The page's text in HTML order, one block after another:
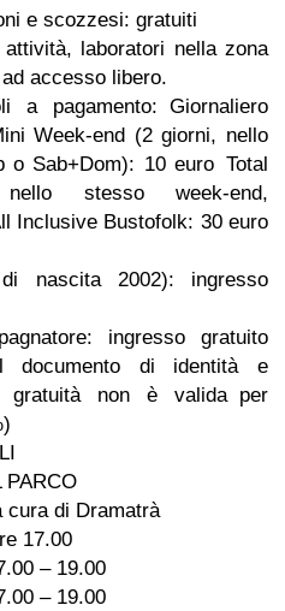
e scozzesi: gratuiti
laboratori nella zona
ad accesso libero.
a pagamento: Giornaliero
Week-end (2 giorni, nello
o Sab+Dom): 10 euro Total
stesso week-end,
Inclusive Bustofolk: 30 euro
nascita 2002): ingresso
ingresso gratuito
documento di identità e
gratuità non è valida per
PARCO
cura di Dramatrà
17.00
– 19.00
– 19.00